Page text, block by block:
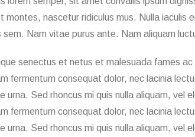
nascetur ridiculus mus. Nulla iaculis
Nam vitae purus ante. Nam aliquam
senectus et netus et malesuada fames
fermentum consequat dolor, nec lacinia
urna. Sed rhoncus mi quis nulla aliquam,
fermentum consequat dolor, nec lacinia
urna. Sed rhoncus mi quis nulla aliquam, vel